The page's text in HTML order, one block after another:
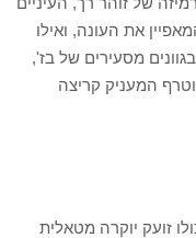
את העונה, ואילו
מסעירים של בז',
המעניק קריצה
זועק יוקרה מטאלית